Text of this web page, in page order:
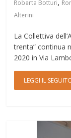
Roberta Botturi
Alterini
La Collettiva
trenta” continua
2020 in Via
LEGGI IL